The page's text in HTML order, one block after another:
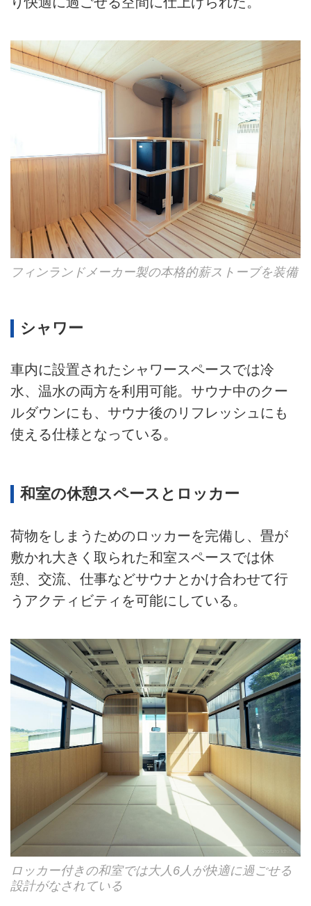
フィンランドメーカー製の本格的薪ストーブを装備
シャワー
車内に設置されたシャワースペースでは冷
水、温水の両方を利用可能。サウナ中のクー
ルダウンにも、サウナ後のリフレッシュにも
使える仕様となっている。
和室の休憩スペースとロッカー
荷物をしまうためのロッカーを完備し、畳が
敷かれ大きく取られた和室スペースでは休
憩、交流、仕事などサウナとかけ合わせて行
うアクティビティを可能にしている。
ロッカー付きの和室では大人6人が快適に過ごせる
設計がなされている